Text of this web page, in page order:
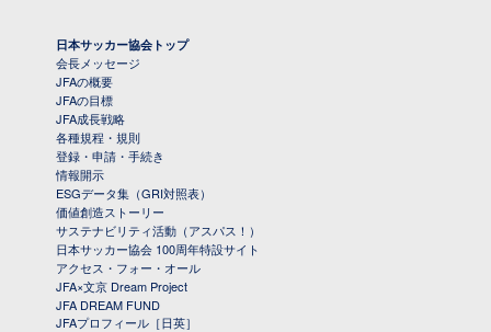
日本サッカー協会トップ
会長メッセージ
JFAの概要
JFAの目標
JFA成長戦略
各種規程・規則
登録・申請・手続き
情報開示
ESGデータ集（GRI対照表）
価値創造ストーリー
サステナビリティ活動（アスパス！）
日本サッカー協会 100周年特設サイト
アクセス・フォー・オール
JFA×文京 Dream Project
JFA DREAM FUND
JFAプロフィール［日英］